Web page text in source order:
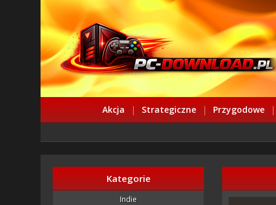
Akcja | Strategiczne | Przygodowe |
Kategorie
Indie